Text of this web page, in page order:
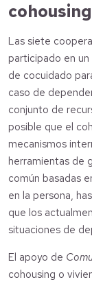
cohousing
Las siete
participado en
de cocuidado
caso de
conjunto de
posible que el
mecanismos
herramientas de
común basadas
en la persona,
que los
situaciones de
El apoyo de
cohousing o